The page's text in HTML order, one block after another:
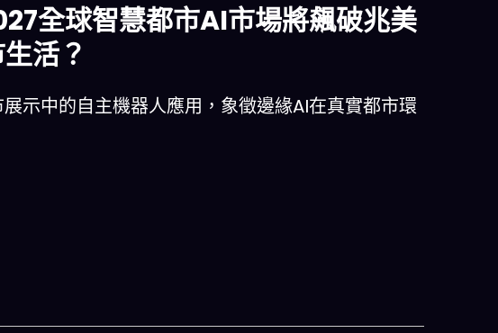
全球智慧都市AI市場將飆破兆美
活？
示中的自主機器人應用，象徵邊緣AI在真實都市環